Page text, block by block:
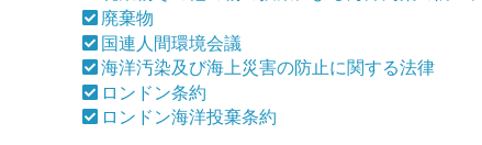
廃棄物
国連人間環境会議
海洋汚染及び海上災害の防止に関する法律
ロンドン条約
ロンドン海洋投棄条約